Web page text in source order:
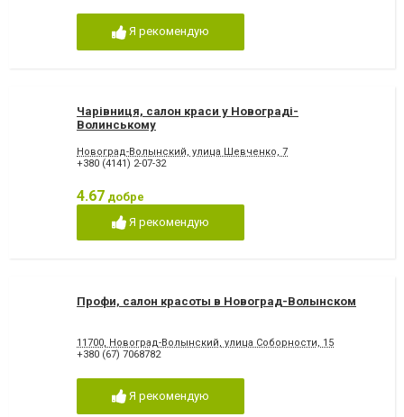
Я рекомендую
Чарівниця, салон краси у Новограді-
Волинському
Новоград-Волынский, улица Шевченко, 7
+380 (4141) 2-07-32
4.67 добре
Я рекомендую
Профи, салон красоты в Новоград-Волынском
11700, Новоград-Волынский, улица Соборности, 15
+380 (67) 7068782
Я рекомендую